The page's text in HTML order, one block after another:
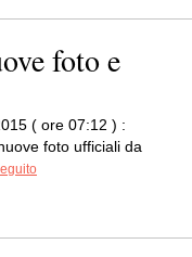
foto e
( ore 07:12 ) :
foto ufficiali da